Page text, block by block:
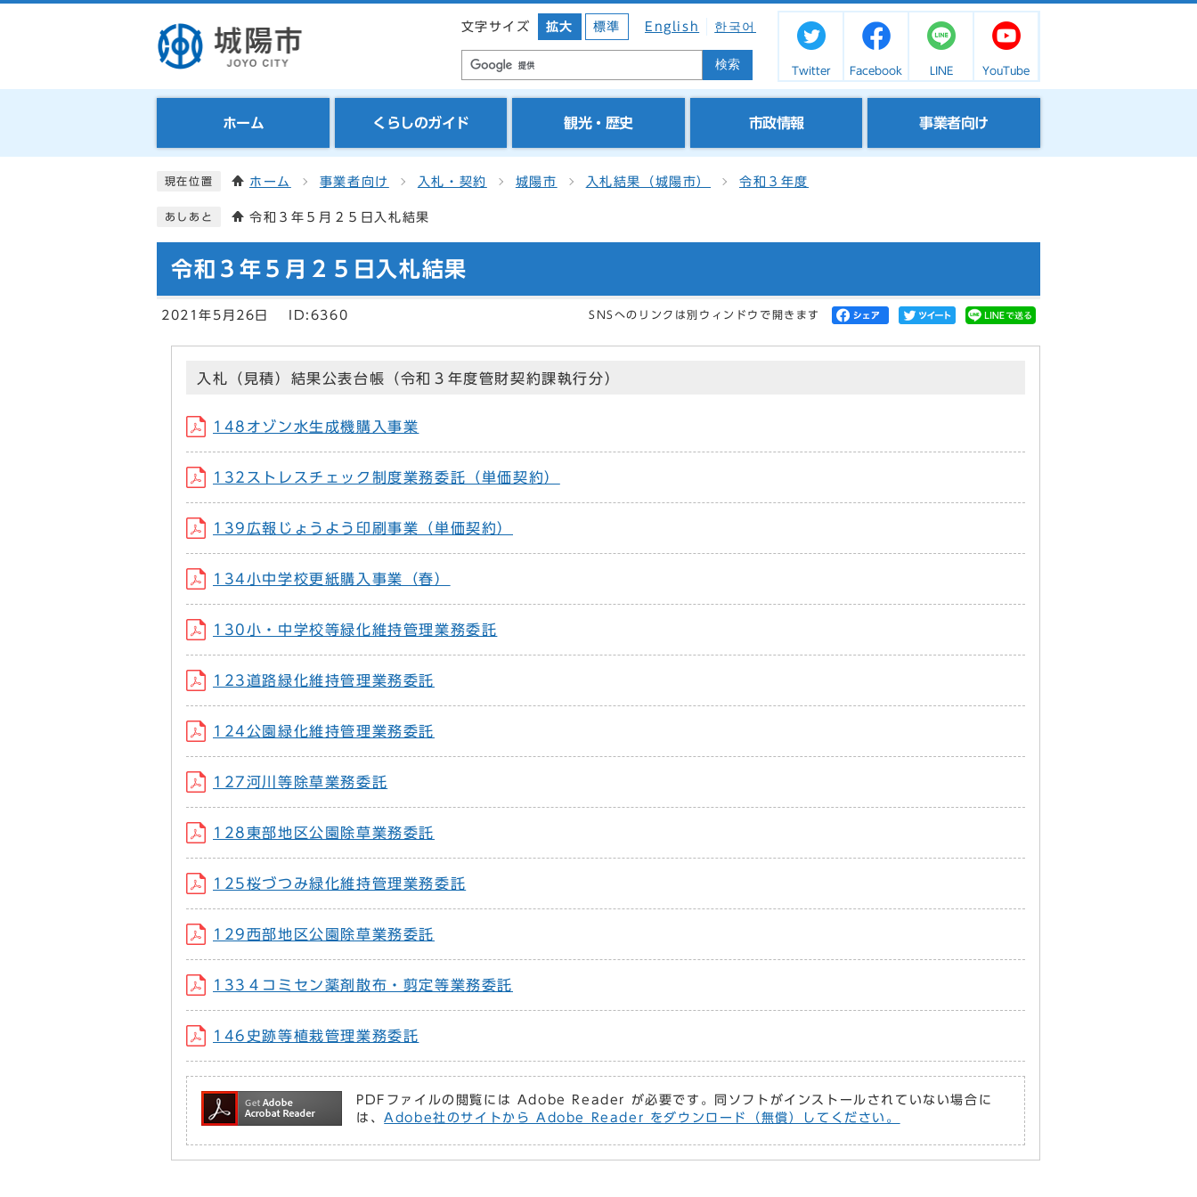
文字サイズ 拡大 標準 English 한국어
検索 Twitter Facebook LINE YouTube
ホーム くらしのガイド 観光・歴史 市政情報 事業者向け
現在位置 ホーム 事業者向け 入札・契約 城陽市 入札結果（城陽市） 令和３年度
あしあと 令和３年５月２５日入札結果
令和３年５月２５日入札結果
2021年5月26日 ID:6360 SNSへのリンクは別ウィンドウで開きます
入札（見積）結果公表台帳（令和３年度管財契約課執行分）
148オゾン水生成機購入事業
132ストレスチェック制度業務委託（単価契約）
139広報じょうよう印刷事業（単価契約）
134小中学校更紙購入事業（春）
130小・中学校等緑化維持管理業務委託
123道路緑化維持管理業務委託
124公園緑化維持管理業務委託
127河川等除草業務委託
128東部地区公園除草業務委託
125桜づつみ緑化維持管理業務委託
129西部地区公園除草業務委託
133４コミセン薬剤散布・剪定等業務委託
146史跡等植栽管理業務委託
PDFファイルの閲覧には Adobe Reader が必要です。同ソフトがインストールされていない場合に
は、Adobe社のサイトから Adobe Reader をダウンロード（無償）してください。